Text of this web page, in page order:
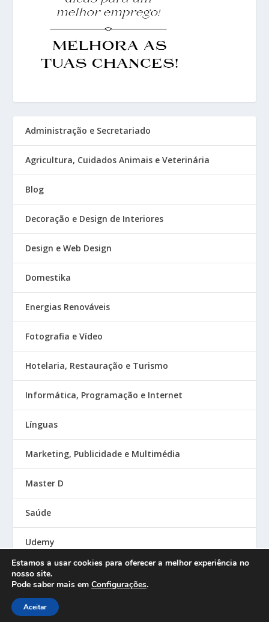
Administração e Secretariado
Agricultura, Cuidados Animais e Veterinária
Blog
Decoração e Design de Interiores
Design e Web Design
Domestika
Energias Renováveis
Fotografia e Vídeo
Hotelaria, Restauração e Turismo
Informática, Programação e Internet
Línguas
Marketing, Publicidade e Multimédia
Master D
Saúde
Udemy
Designed by
Estamos a usar cookies para oferecer a melhor experiência no
nosso site.
Pode saber mais em Configurações.
Aceitar